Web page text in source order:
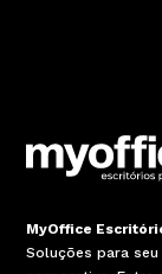
garantia
condições
Para
5 (cinco)
MyOffice
Soluções para